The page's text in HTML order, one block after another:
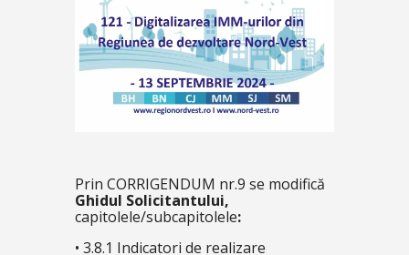
Prin CORRIGENDUM nr.9 se modifică
Ghidul Solicitantului,
capitolele/subcapitolele:
• 3.8.1 Indicatori de realizare